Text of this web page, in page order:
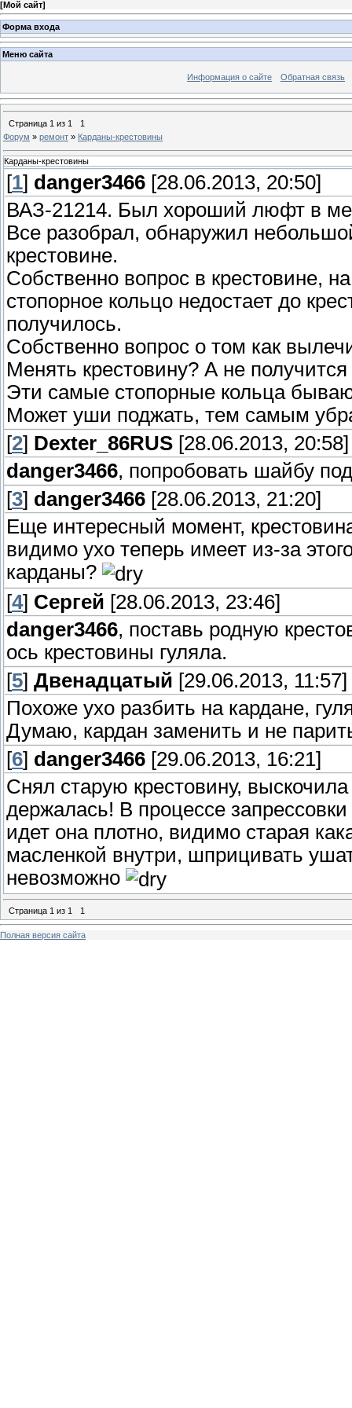
[Мой сайт]
Форма входа
Меню сайта
Информация о сайте Обратная связь
Страница 1 из 1
1
Форум » ремонт » Карданы-крестовины
Карданы-крестовины
[1] danger3466 [28.06.2013, 20:50]
ВАЗ-21214. Был хороший люфт в
Все разобрал, обнаружил
крестовине.
Собственно вопрос в крестовине,
стопорное кольцо недостает до
получилось.
Собственно вопрос о том как
Менять крестовину? А не
Эти самые стопорные кольца
Может уши поджать, тем самым
[2] Dexter_86RUS [28.06.2013, 20:58]
danger3466, попробовать шайбу
[3] danger3466 [28.06.2013, 21:20]
Еще интересный момент,
видимо ухо теперь имеет из-за
карданы?
[4] Сергей [28.06.2013, 23:46]
danger3466, поставь родную
ось крестовины гуляла.
[5] Двенадцатый [29.06.2013, 11:57]
Похоже ухо разбить на кардане,
Думаю, кардан заменить и не
[6] danger3466 [29.06.2013, 16:21]
Снял старую крестовину,
держалась! В процессе
идет она плотно, видимо старая
масленкой внутри, шприцивать
невозможно
Страница 1 из 1 1
Полная версия сайта